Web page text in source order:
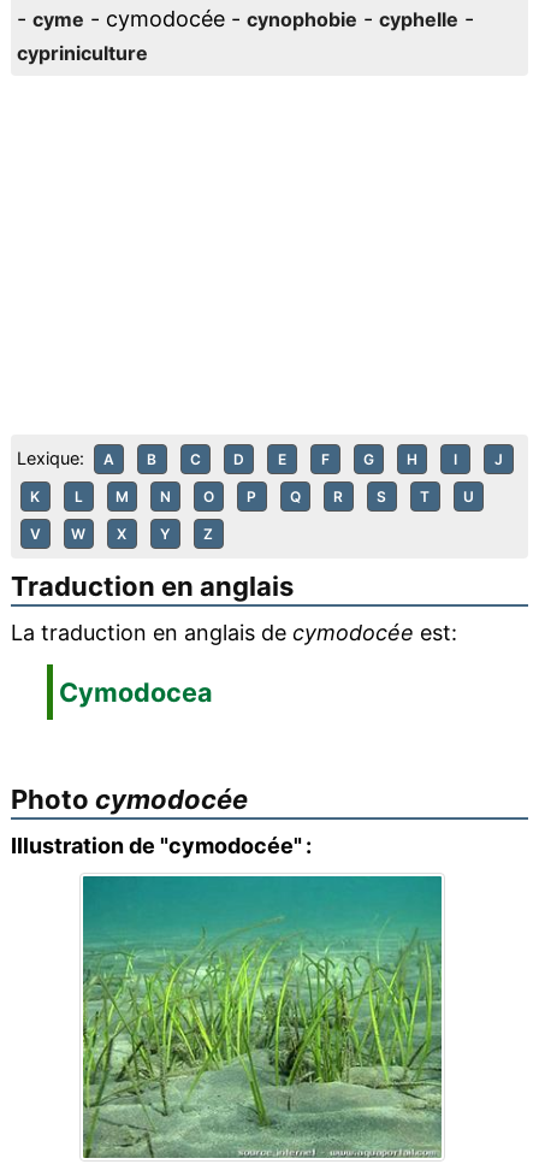
- cyme - cymodocée - cynophobie - cyphelle -
cypriniculture
Lexique: A B C D E F G H I J
K L M N O P Q R S T U
V W X Y Z
Traduction en anglais
La traduction en anglais de cymodocée est:
Cymodocea
Photo cymodocée
Illustration de "cymodocée" :